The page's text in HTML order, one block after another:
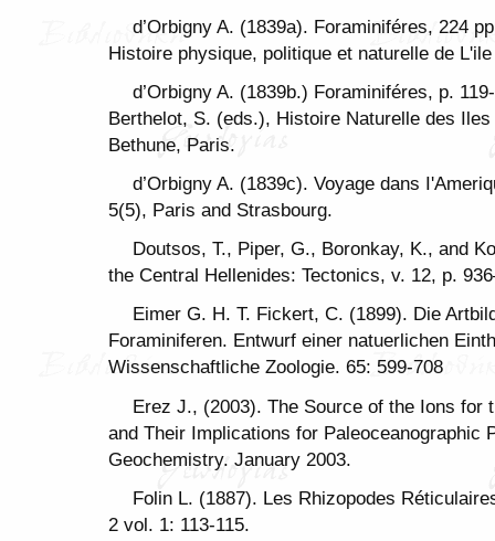
d’Orbigny A. (1839a). Foraminiféres, 224
Histoire physique, politique et naturelle de
d’Orbigny A. (1839b.) Foraminiféres, p.
Berthelot, S. (eds.), Histoire Naturelle des
Bethune, Paris.
d’Orbigny A. (1839c). Voyage dans
5(5), Paris and Strasbourg.
Doutsos, T., Piper, G., Boronkay, K., and
the Central Hellenides: Tectonics, v. 12, p.
Eimer G. H. T. Fickert, C. (1899). Die
Foraminiferen. Entwurf einer natuerlichen
Wissenschaftliche Zoologie. 65: 599-708
Erez J., (2003). The Source of the Ions for
and Their Implications for Paleoceanographic
Geochemistry. January 2003.
Folin L. (1887). Les Rhizopodes
2 vol. 1: 113-115.